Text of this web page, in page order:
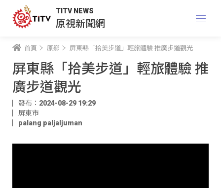
TITV NEWS
原視新聞網
首頁 原鄉 屏東縣「拾美步道」輕旅體驗 推廣步道觀光
屏東縣「拾美步道」輕旅體驗 推
廣步道觀光
發布：2024-08-29 19:29
屏東市
palang paljaljuman